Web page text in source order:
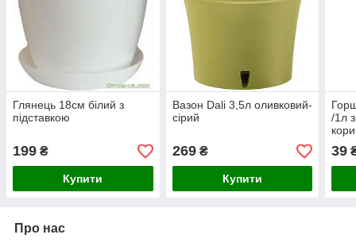
Глянець 18см білий з
підставкою
199 ₴
Купити
Вазон Dali 3,5л оливковий-
сірий
269₴
Купити
/1л
39
Про нас